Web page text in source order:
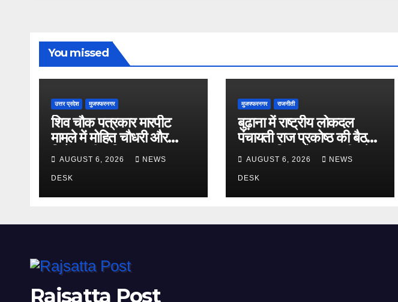
You missed
उत्तर प्रदेश मुजफ्फरनगर
शिव चौक पत्रकार मारपीट
मामले में मोहित चौधरी और
विजेंद्र की अग्रिम जमानत
अर्जी खारिज
AUGUST 6, 2026 NEWS
DESK
मुजफ्फरनगर राजनीती
बुढ़ाना में राष्ट्रीय लोकदल
पंचायती राज प्रकोष्ठ की बैठक
सम्पन्न, बिधुर मोहन त्यागी बने
जिलाध्यक्ष
AUGUST 6, 2026 NEWS
DESK
Rajsatta Post